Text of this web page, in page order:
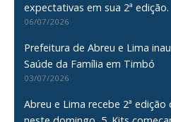
expectativas em sua 2ª edição.
06/07/2026
Prefeitura de Abreu e Lima
Saúde da Família em Timbó
03/07/2026
Abreu e Lima recebe 2ª edição